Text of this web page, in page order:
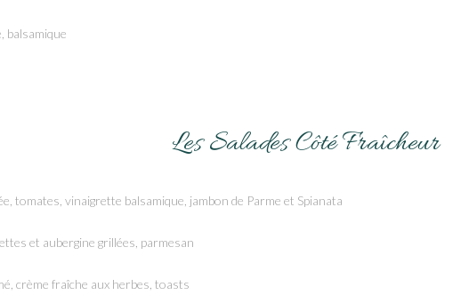
balsamique
Les Salades Côté Fraîcheur
tomates, vinaigrette balsamique, jambon de Parme et Spianata
et aubergine grillées, parmesan
crème fraîche aux herbes, toasts